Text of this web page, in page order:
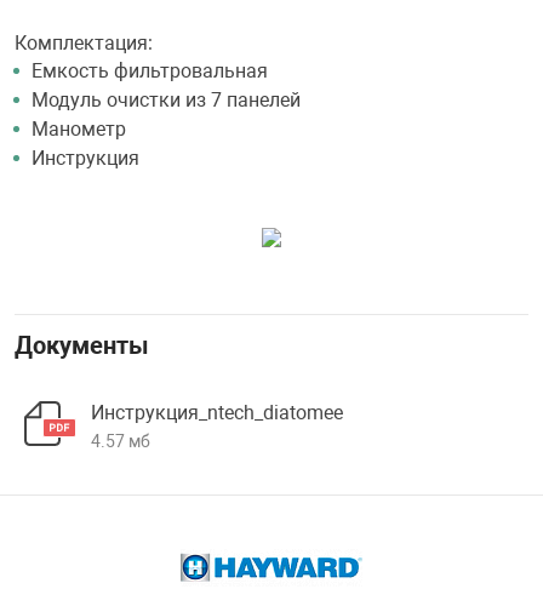
Комплектация:
Емкость фильтровальная
Модуль очистки из 7 панелей
Манометр
Инструкция
Документы
Инструкция_ntech_diatomee
4.57 мб